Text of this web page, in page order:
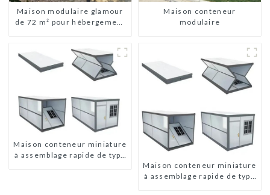
Maison modulaire glamour
de 72 m² pour hébergement
Maison conteneur
modulaire
Maison conteneur miniature
à assemblage rapide de type
Maison conteneur miniature
à assemblage rapide de type